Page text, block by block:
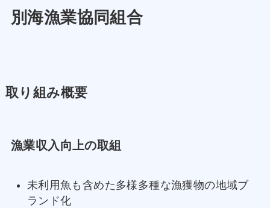
別海漁業協同組合
取り組み概要
漁業収入向上の取組
未利用魚も含めた多様多種な漁獲物の地域ブ
ランド化